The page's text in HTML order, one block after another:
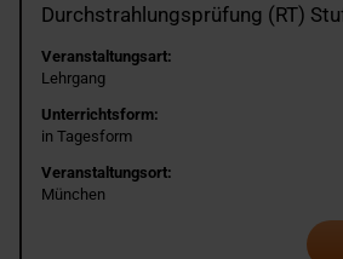
Durchstrahlungsprüfung (RT)
Veranstaltungsart:
Lehrgang
Unterrichtsform:
in Tagesform
Veranstaltungsort:
München